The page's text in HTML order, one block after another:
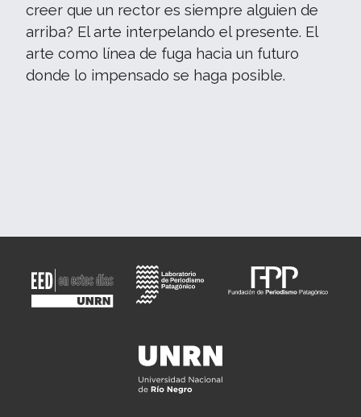
creer que un rector es siempre alguien de
arriba? El arte interpelando el presente. El
arte como línea de fuga hacia un futuro
donde lo impensado se haga posible.